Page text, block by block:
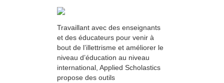
Travaillant avec des enseignants
et des éducateurs pour venir à
bout de l’illettrisme et améliorer le
niveau d’éducation au niveau
international, Applied Scholastics
propose des outils